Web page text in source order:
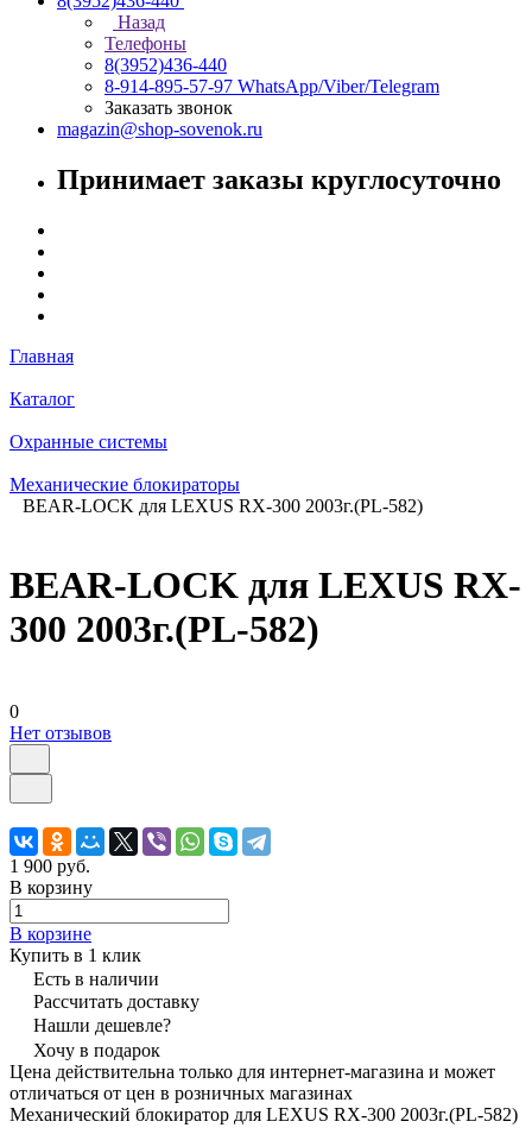
Назад
Телефоны
8(3952)436-440
8-914-895-57-97 WhatsApp/Viber/Telegram
Заказать звонок
magazin@shop-sovenok.ru
Принимает заказы круглосуточно
Главная
Каталог
Охранные системы
Механические блокираторы
BEAR-LOCK для LEXUS RX-300 2003г.(PL-582)
BEAR-LOCK для LEXUS RX-
300 2003г.(PL-582)
0
Нет отзывов
1 900 руб.
В корзину
В корзине
Купить в 1 клик
Есть в наличии
Рассчитать доставку
Нашли дешевле?
Хочу в подарок
Цена действительна только для интернет-магазина и может
отличаться от цен в розничных магазинах
Механический блокиратор для LEXUS RX-300 2003г.(PL-582)